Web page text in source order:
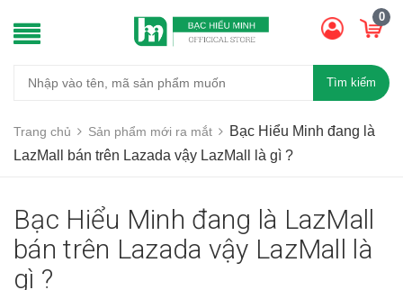
0
Tìm kiếm
Trang chủ Sản phẩm mới ra mắt
Bạc Hiểu Minh đang là
LazMall bán trên Lazada vậy LazMall là gì ?
Bạc Hiểu Minh đang là LazMall
bán trên Lazada vậy LazMall là
gì ?